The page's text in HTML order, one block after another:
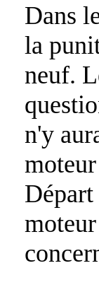
Dans
la
neuf.
n'y